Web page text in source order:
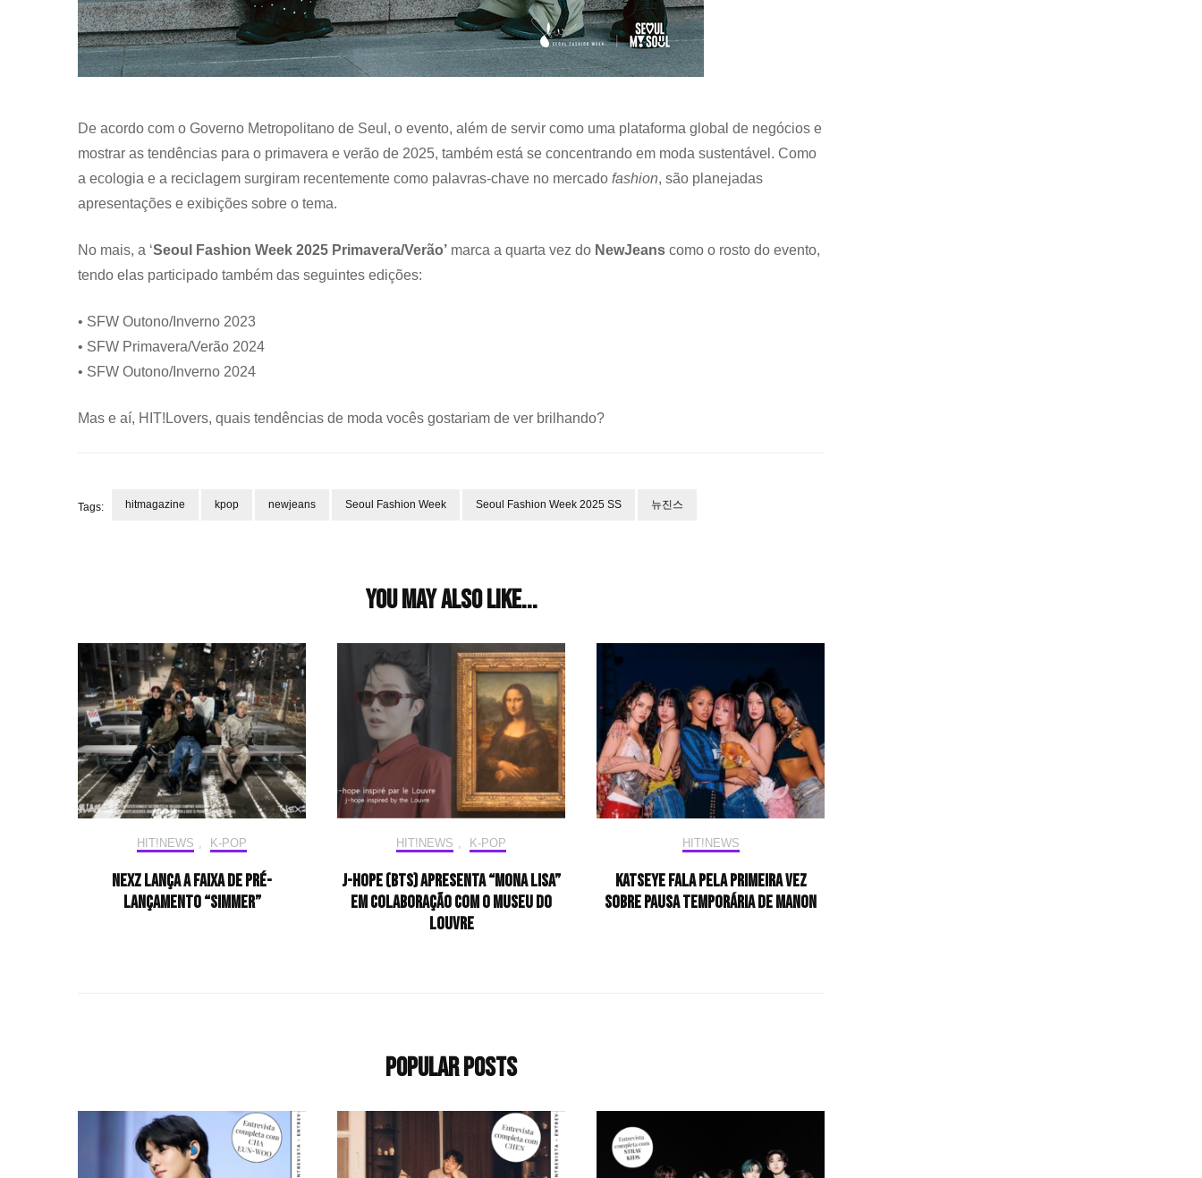
De acordo com o Governo Metropolitano de Seul, o evento, além de servir como uma plataforma global de negócios e
mostrar as tendências para o primavera e verão de 2025, também está se concentrando em moda sustentável. Como
a ecologia e a reciclagem surgiram recentemente como palavras-chave no mercado fashion, são planejadas
apresentações e exibições sobre o tema.
No mais, a ‘Seoul Fashion Week 2025 Primavera/Verão’ marca a quarta vez do NewJeans como o rosto do evento,
tendo elas participado também das seguintes edições:
• SFW Outono/Inverno 2023
• SFW Primavera/Verão 2024
• SFW Outono/Inverno 2024
Mas e aí, HIT!Lovers, quais tendências de moda vocês gostariam de ver brilhando?
Tags: hitmagazine kpop newjeans Seoul Fashion Week Seoul Fashion Week 2025 SS 뉴진스
You may also like...
HIT!NEWS K-POP
NEXZ lança a faixa de pré-
lançamento “Simmer”
HIT!NEWS K-POP
j-hope (BTS) apresenta “Mona Lisa”
em colaboração com o Museu do
Louvre
HIT!NEWS
KATSEYE fala pela primeira vez
sobre pausa temporária de Manon
Popular Posts